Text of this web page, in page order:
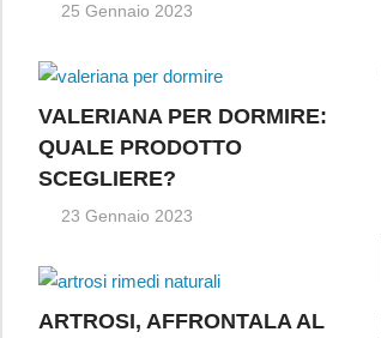
25 Gennaio 2023
VALERIANA PER DORMIRE:
QUALE PRODOTTO
SCEGLIERE?
23 Gennaio 2023
ARTROSI, AFFRONTALA AL